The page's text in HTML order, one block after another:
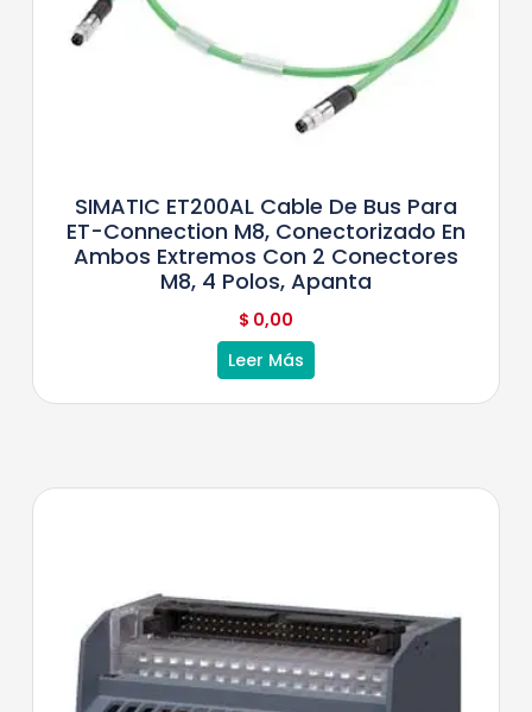
SIMATIC ET200AL Cable De Bus Para
ET-Connection M8, Conectorizado En
Ambos Extremos Con 2 Conectores
M8, 4 Polos, Apanta
$ 0,00
Leer Más